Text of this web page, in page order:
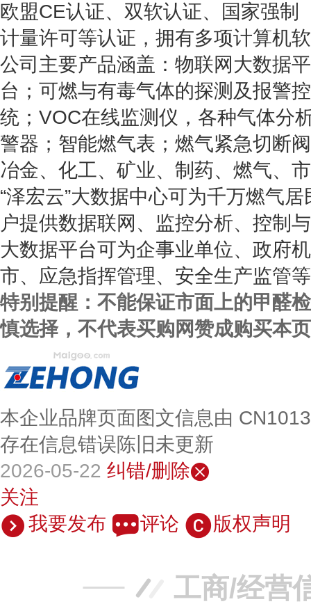
欧盟CE认证、双软认证、国家强制
计量许可等认证，拥有多项计算机
公司主要产品涵盖：物联网大数据
台；可燃与有毒气体的探测及报警
统；VOC在线监测仪，各种气体分
警器；智能燃气表；燃气紧急切断
冶金、化工、矿业、制药、燃气、
“泽宏云”大数据中心可为千万燃气
户提供数据联网、监控分析、控制
大数据平台可为企事业单位、政府
市、应急指挥管理、安全生产监管
特别提醒：不能保证市面上的甲醛
慎选择，不代表买购网赞成购买本
本企业品牌页面图文信息由
存在信息错误陈旧未更新
2026-05-22 纠错/删除
关注
我要发布
评论 版权声明
工商/经营